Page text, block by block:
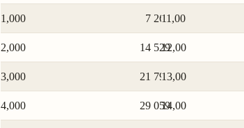
1,000 7 265
2,000 14 529
3,000 21 794
4,000 29 059
11,00
12,00
13,00
14,00